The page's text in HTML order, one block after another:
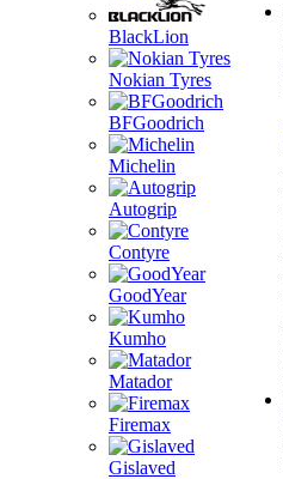
BlackLion
Nokian Tyres
BFGoodrich
Michelin
Autogrip
Contyre
GoodYear
Kumho
Matador
Firemax
Gislaved